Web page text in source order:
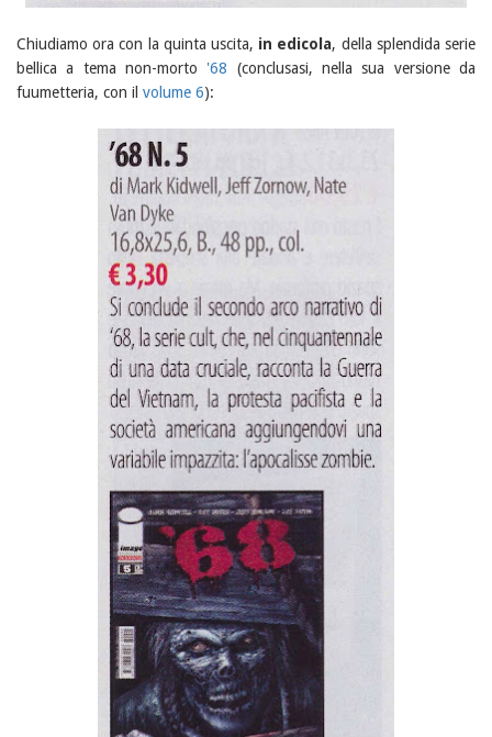
Chiudiamo ora con la quinta uscita, in edicola, della splendida serie
bellica a tema non-morto '68 (conclusasi, nella sua versione da
fuumetteria, con il volume 6):